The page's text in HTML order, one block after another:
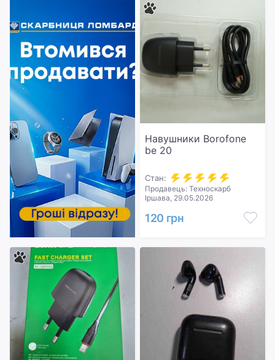
Навушники Borofone
be 20
Стан:
Продавець: Техноскарб
Іршава, 29.05.2026
120 грн